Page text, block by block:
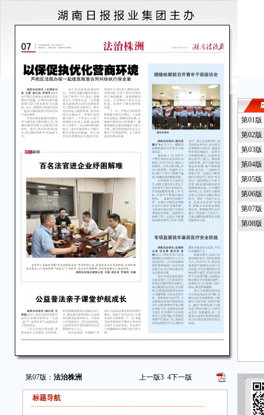
第07版： 法治株洲 上一版3 4下一版
标题导航
第01
第02
第03
第04
第05
第06
第07
第08